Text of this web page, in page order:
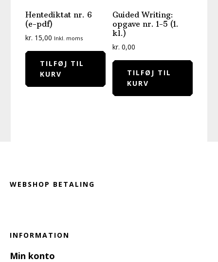
Hentediktat nr. 6
(e-pdf)
kr. 15,00 Inkl. moms
TILFØJ TIL
KURV
Guided Writing:
opgave nr. 1-5 (1.
kl.)
kr. 0,00
TILFØJ TIL
KURV
WEBSHOP BETALING
INFORMATION
Min konto